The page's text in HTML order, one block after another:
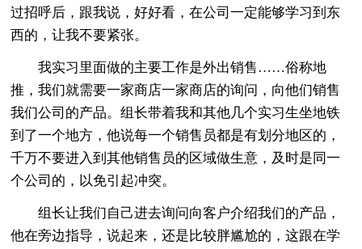
过招呼后，跟我说，好好看，在公司一定能够学习到东
西的，让我不要紧张。
我实习里面做的主要工作是外出销售……俗称地
推，我们就需要一家商店一家商店的询问，向他们销售
我们公司的产品。组长带着我和其他几个实习生坐地铁
到了一个地方，他说每一个销售员都是有划分地区的，
千万不要进入到其他销售员的区域做生意，及时是同一
个公司的，以免引起冲突。
组长让我们自己进去询问向客户介绍我们的产品，
他在旁边指导，说起来，还是比较胖尴尬的，这跟在学